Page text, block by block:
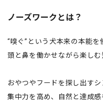
ノーズワークとは？
“嗅ぐ”という犬本来の本能を
頭と鼻を働かせながら楽しむ
おやつやフードを探し出すシ
集中力を高め、自然と達成感